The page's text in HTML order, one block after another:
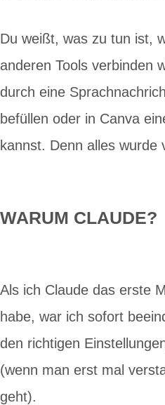
Du weißt, was zu tun ist,
anderen Tools verbinden
durch eine
befüllen oder in Canva
kannst. Denn alles wurde
WARUM CLAUDE?
Als ich Claude das erste
habe, war ich sofort
den richtigen
(wenn man erst mal
geht).